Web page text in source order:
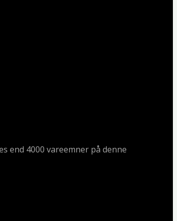
end 4000 vareemner på denne